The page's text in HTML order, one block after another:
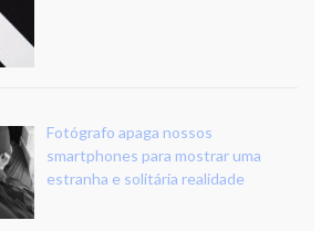
Fotógrafo apaga nossos
smartphones para mostrar uma
estranha e solitária realidade